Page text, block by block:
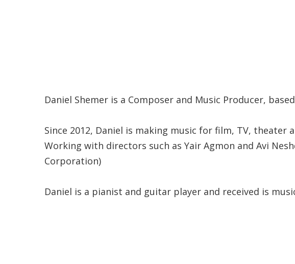
Daniel Shemer is a Composer and Music Producer,
Since 2012, Daniel is making music for film, TV, theater
Working with directors such as Yair Agmon and Avi
Corporation)
Daniel is a pianist and guitar player and received is